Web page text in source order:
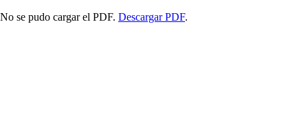
No se pudo cargar el PDF. Descargar PDF.